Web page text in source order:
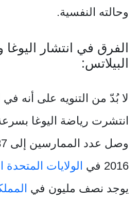
وحالته النفسية.
الفرق في انتشار اليوغا
البيلاتس:
انتشرت رياضة اليوغا
2016 في
الولايات المتحدة
يوجد نصف مليون في